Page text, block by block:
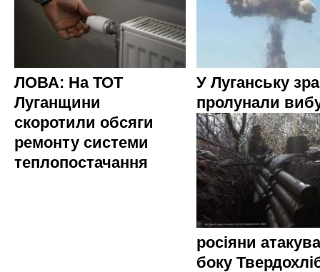
ЛОВА: На ТОТ
Луганщини
скоротили обсяги
ремонту системи
теплопостачання
У Луганську
пролунали
росіяни
боку